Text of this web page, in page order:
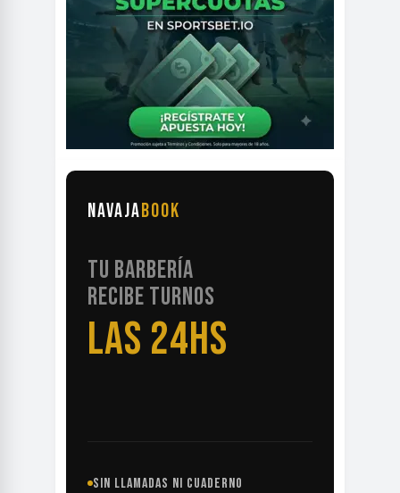
NAVAJABOOK
TU BARBERÍA
RECIBE TURNOS
LAS 24HS
SIN LLAMADAS NI CUADERNO